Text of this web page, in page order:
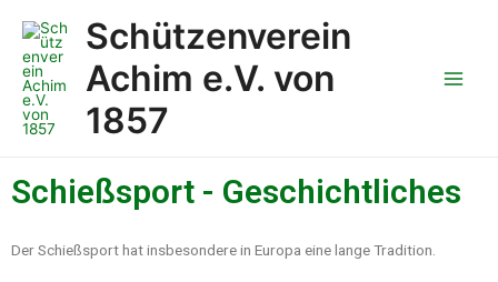
Inhalt
springen
Schützenverein
Achim e.V. von
1857
Schießsport - Geschichtliches
Der Schießsport hat insbesondere in Europa eine lange Tradition.